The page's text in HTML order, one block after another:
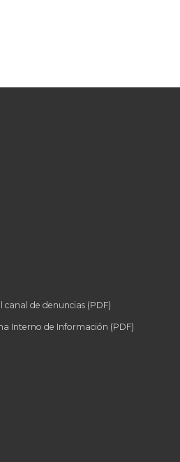
canal de denuncias (PDF)
Interno de Información (PDF)